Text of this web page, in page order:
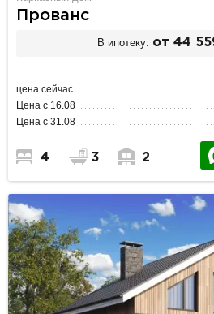
Прованс
В ипотеку: от 44
цена сейчас
Цена с 16.08
Цена с 31.08
4 3 2